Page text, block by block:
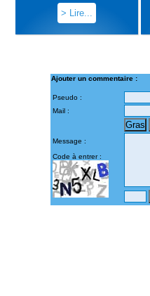
> Lire...
Ajouter un commentaire :
Pseudo :
Mail :
Message :
Code à entrer :